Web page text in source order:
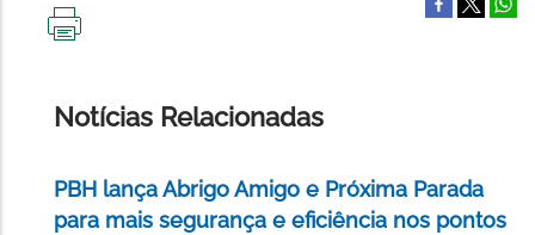
Notícias Relacionadas
PBH lança Abrigo Amigo e Próxima Parada
para mais segurança e eficiência nos pontos